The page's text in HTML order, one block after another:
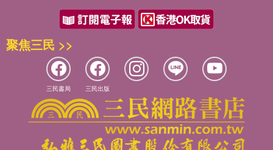
聚焦三民 >>
三民書局 三民出版